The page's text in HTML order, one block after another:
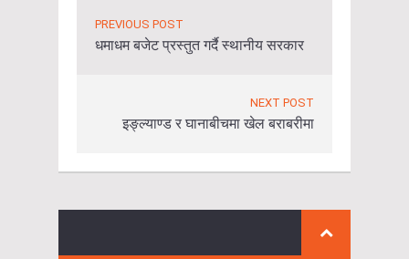
PREVIOUS POST
धमाधम बजेट प्रस्तुत गर्दै स्थानीय सरकार
NEXT POST
इङ्ल्याण्ड र घानाबीचमा खेल बराबरीमा